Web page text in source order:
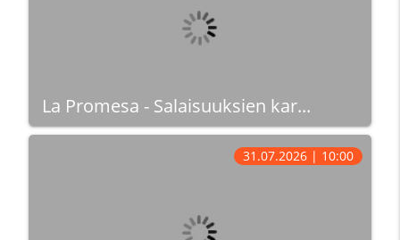
La Promesa - Salaisuuksien kar...
31.07.2026 | 10:00